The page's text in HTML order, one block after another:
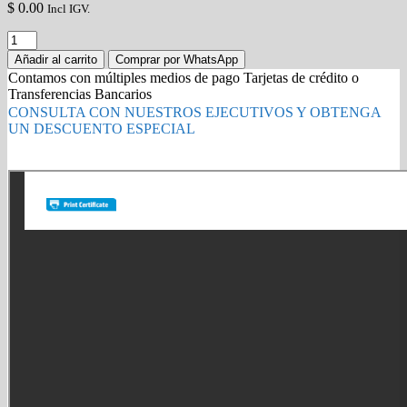
$ 0.00 Incl IGV.
TONER
BROTHER
TN-
315M
MAGENTA
(HL-
4570)
quantity
Añadir al carrito Comprar por WhatsApp
Contamos con múltiples medios de pago Tarjetas de crédito o
Transferencias Bancarios
CONSULTA CON NUESTROS EJECUTIVOS Y OBTENGA
UN DESCUENTO ESPECIAL